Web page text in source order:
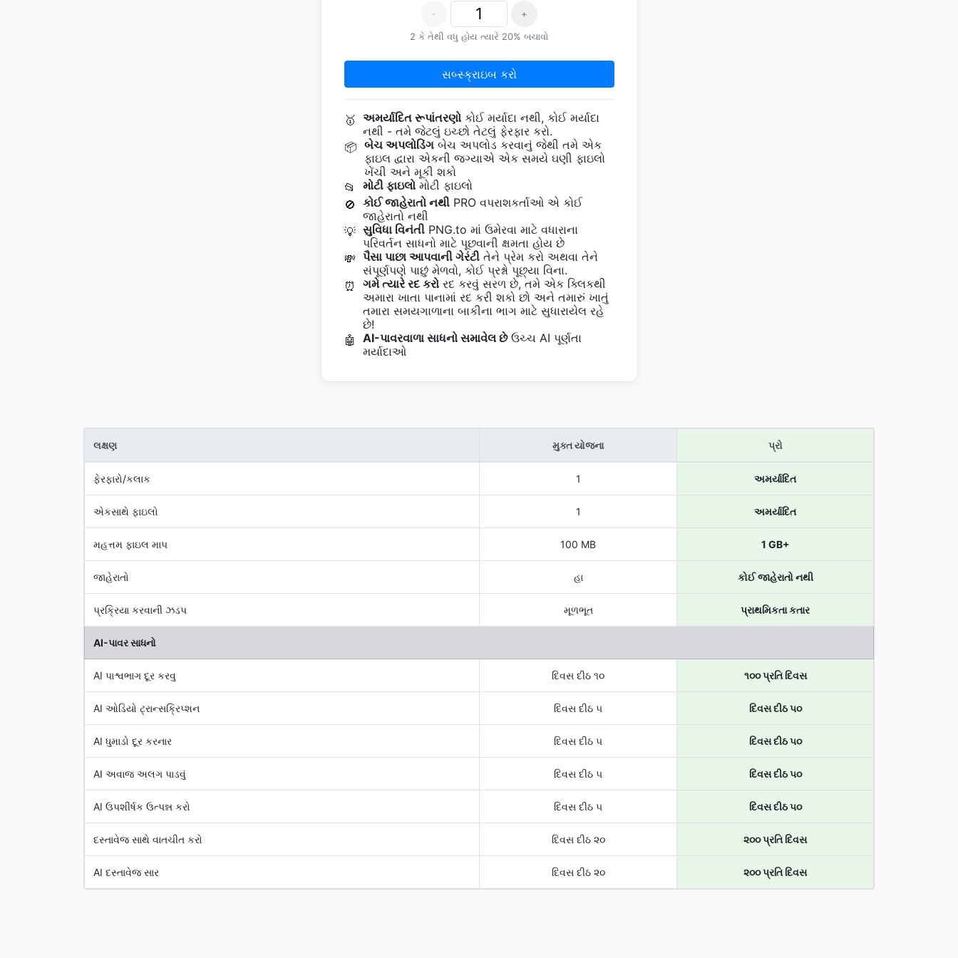
-
+
2 કે તેથી વધુ હોય ત્યારે 20% બચાવો
સબ્સ્ક્રાઇબ કરો
🥇 અમર્યાદિત રૂપાંતરણોકોઈ મર્યાદા નથી, કોઈ મર્યાદા
નથી - તમે જેટલું ઇચ્છો તેટલું ફેરફાર કરો.
📦 બેચ અપલોડિંગબેચ અપલોડ કરવાનું જેથી તમે એક
ફાઇલ દ્વારા એકની જગ્યાએ એક સમયે ઘણી ફાઇલો
ખેંચી અને મૂકી શકો
📂
મોટી ફાઇલોમોટી ફાઇલો
🚫 કોઈ જાહેરાતો નથીPRO વપરાશકર્તાઓ એ કોઈ
જાહેરાતો નથી
💡 સુવિધા વિનંતીPNG.to માં ઉમેરવા માટે વધારાના
પરિવર્તન સાધનો માટે પૂછવાની ક્ષમતા હોય છે
💸 પૈસા પાછા આપવાની ગેરંટીતેને પ્રેમ કરો અથવા તેને
સંપૂર્ણપણે પાછું મેળવો, કોઈ પ્રશ્નો પૂછ્યા વિના.
⏰
ગમે ત્યારે રદ કરોરદ કરવું સરળ છે, તમે એક ક્લિકથી
અમારા ખાતા પાનામાં રદ કરી શકો છો અને તમારું ખાતું
તમારા સમયગાળાના બાકીના ભાગ માટે સુધારાયેલ રહે
છે!
🤖
AI-પાવરવાળા સાધનો સમાવેલ છેઉચ્ચ AI પૂર્ણતા
મર્યાદાઓ
લક્ષણ મુક્ત યોજના પ્રો
ફેરફારો/કલાક 1 અમર્યાદિત
એકસાથે ફાઇલો 1 અમર્યાદિત
મહત્તમ ફાઇલ માપ 100 MB 1 GB+
જાહેરાતો હા કોઈ જાહેરાતો નથી
પ્રક્રિયા કરવાની ઝડપ મૂળભૂત પ્રાથમિકતા કતાર
AI-પાવર સાધનો
AI પાશ્વભાગ દૂર કરવુ દિવસ દીઠ ૧૦ ૧૦૦ પ્રતિ દિવસ
AI ઓડિયો ટ્રાન્સક્રિપ્શન દિવસ દીઠ ૫ દિવસ દીઠ ૫૦
AI ધુમાડો દૂર કરનાર દિવસ દીઠ ૫ દિવસ દીઠ ૫૦
AI અવાજ અલગ પાડવું દિવસ દીઠ ૫ દિવસ દીઠ ૫૦
AI ઉપશીર્ષક ઉત્પન્ન કરો દિવસ દીઠ ૫ દિવસ દીઠ ૫૦
દસ્તાવેજ સાથે વાતચીત કરો દિવસ દીઠ ૨૦ ૨૦૦ પ્રતિ દિવસ
AI દસ્તાવેજ સાર દિવસ દીઠ ૨૦ ૨૦૦ પ્રતિ દિવસ